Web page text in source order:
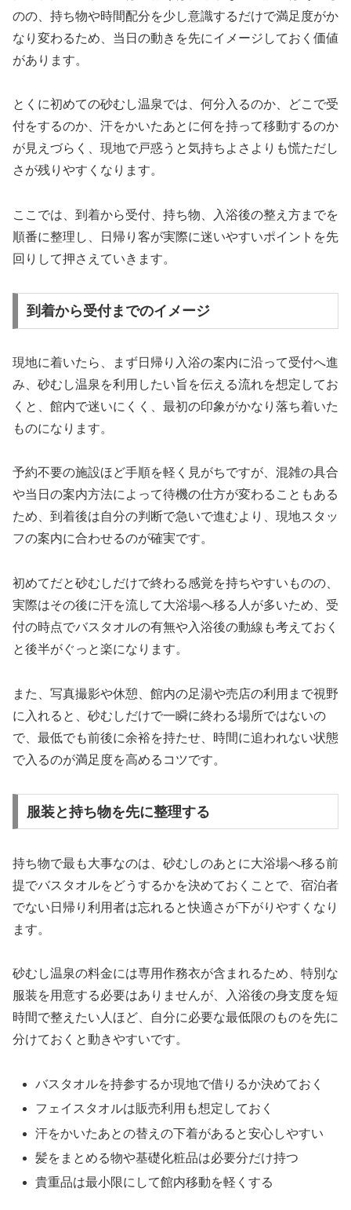
のの、持ち物や時間配分を少し意識するだけで満足度がか
なり変わるため、当日の動きを先にイメージしておく価値
があります。
とくに初めての砂むし温泉では、何分入るのか、どこで受
付をするのか、汗をかいたあとに何を持って移動するのか
が見えづらく、現地で戸惑うと気持ちよさよりも慌ただし
さが残りやすくなります。
ここでは、到着から受付、持ち物、入浴後の整え方までを
順番に整理し、日帰り客が実際に迷いやすいポイントを先
回りして押さえていきます。
到着から受付までのイメージ
現地に着いたら、まず日帰り入浴の案内に沿って受付へ進
み、砂むし温泉を利用したい旨を伝える流れを想定してお
くと、館内で迷いにくく、最初の印象がかなり落ち着いた
ものになります。
予約不要の施設ほど手順を軽く見がちですが、混雑の具合
や当日の案内方法によって待機の仕方が変わることもある
ため、到着後は自分の判断で急いで進むより、現地スタッ
フの案内に合わせるのが確実です。
初めてだと砂むしだけで終わる感覚を持ちやすいものの、
実際はその後に汗を流して大浴場へ移る人が多いため、受
付の時点でバスタオルの有無や入浴後の動線も考えておく
と後半がぐっと楽になります。
また、写真撮影や休憩、館内の足湯や売店の利用まで視野
に入れると、砂むしだけで一瞬に終わる場所ではないの
で、最低でも前後に余裕を持たせ、時間に追われない状態
で入るのが満足度を高めるコツです。
服装と持ち物を先に整理する
持ち物で最も大事なのは、砂むしのあとに大浴場へ移る前
提でバスタオルをどうするかを決めておくことで、宿泊者
でない日帰り利用者は忘れると快適さが下がりやすくなり
ます。
砂むし温泉の料金には専用作務衣が含まれるため、特別な
服装を用意する必要はありませんが、入浴後の身支度を短
時間で整えたい人ほど、自分に必要な最低限のものを先に
分けておくと動きやすいです。
バスタオルを持参するか現地で借りるか決めておく
フェイスタオルは販売利用も想定しておく
汗をかいたあとの替えの下着があると安心しやすい
髪をまとめる物や基礎化粧品は必要分だけ持つ
貴重品は最小限にして館内移動を軽くする